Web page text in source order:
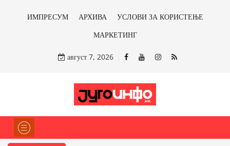
ИМПРЕСУМ АРХИВА
УСЛОВИ ЗА КОРИСТЕЊЕ
МАРКЕТИНГ
август 7, 2026